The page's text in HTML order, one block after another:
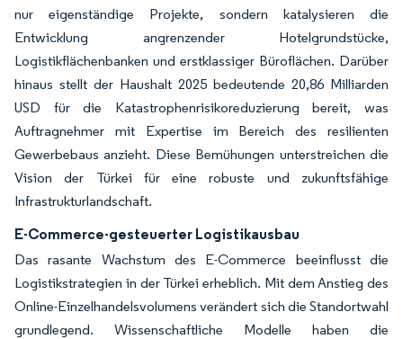
nur eigenständige Projekte, sondern katalysieren die
Entwicklung angrenzender Hotelgrundstücke,
Logistikflächenbanken und erstklassiger Büroflächen. Darüber
hinaus stellt der Haushalt 2025 bedeutende 20,86 Milliarden
USD für die Katastrophenrisikoreduzierung bereit, was
Auftragnehmer mit Expertise im Bereich des resilienten
Gewerbebaus anzieht. Diese Bemühungen unterstreichen die
Vision der Türkei für eine robuste und zukunftsfähige
Infrastrukturlandschaft.
E-Commerce-gesteuerter Logistikausbau
Das rasante Wachstum des E-Commerce beeinflusst die
Logistikstrategien in der Türkei erheblich. Mit dem Anstieg des
Online-Einzelhandelsvolumens verändert sich die Standortwahl
grundlegend. Wissenschaftliche Modelle haben die